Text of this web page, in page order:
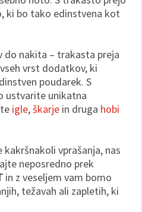
ki bo tako edinstvena kot
do nakita – trakasta preja
vrst dodatkov, ki
poudarek. S
ustvarite unikatna
igle,škarje in druga hobi
kakršnakoli vprašanja, nas
neposredno prek
in z veseljem vam bomo
težavah ali zapletih, ki